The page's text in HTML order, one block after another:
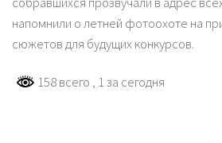
напомнили о летней фотоохоте на
сюжетов для будущих конкурсов.
158 всего , 1 за сегодня